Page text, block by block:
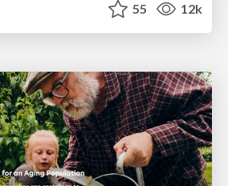
55 12k